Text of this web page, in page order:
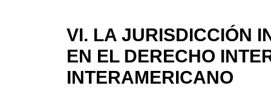
VI. LA JURISDICCIÓN
EN EL DERECHO
INTERAMERICANO